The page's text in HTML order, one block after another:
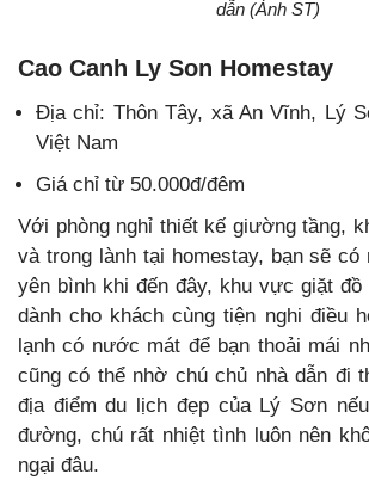
dẫn (Ảnh ST)
Cao Canh Ly Son Homestay
Địa chỉ: Thôn Tây, xã An Vĩnh, Lý
Việt Nam
Giá chỉ từ 50.000đ/đêm
Với phòng nghỉ thiết kế giường tầng,
và trong lành tại homestay, bạn sẽ có
yên bình khi đến đây, khu vực giặt
dành cho khách cùng tiện nghi điều
lạnh có nước mát để bạn thoải mái
cũng có thể nhờ chú chủ nhà dẫn đi
địa điểm du lịch đẹp của Lý Sơn
đường, chú rất nhiệt tình luôn nên
ngại đâu.